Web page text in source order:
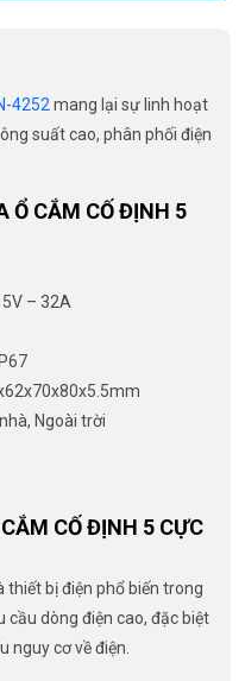
4252mang lại sự linh hoạt
suất cao, phân phối điện
Ổ CẮM CỐ ĐỊNH 5
– 32A
Ngoài trời
CỐ ĐỊNH 5 CỰC
thiết bị điện phổ biến trong
cầu dòng điện cao, đặc biệt
nguy cơ về điện.